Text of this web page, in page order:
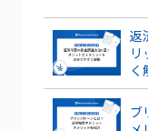
返
く
ブ